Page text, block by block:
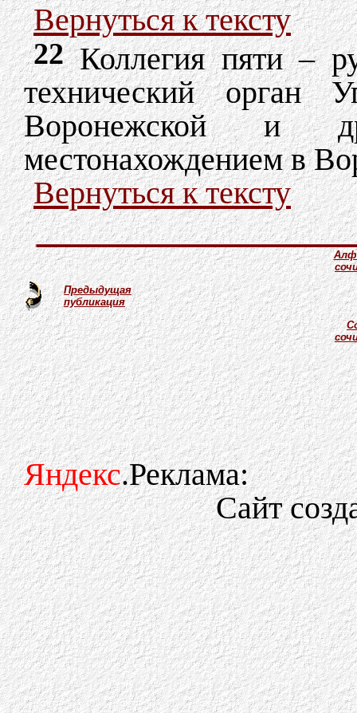
Вернуться к тексту
22Коллегия пяти –
технический орган
Воронежской и
местонахождением в
Вернуться к тексту
Предыдущая
публикация
Яндекс.Реклама:
Сайт